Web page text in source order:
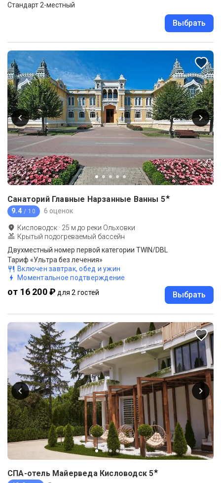
Стандарт 2-местный
Выбрать
Санаторий Главные Нарзанные Ванны 5★
9.4 / 10 6 оценок
Кисловодск · 25 м до реки Ольховки
Крытый подогреваемый бассейн
Двухместный номер первой категории TWIN/DBL
Тариф «Ультра без лечения»
Включен завтрак, обед и ужин
Моментальное подтверждение
от 16 200 ₽ для 2 гостей Выбрать
СПА-отель Майерведа Кисловодск 5★